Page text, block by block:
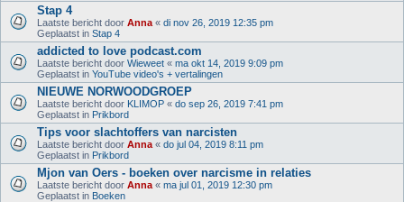
Stap 4
Laatste bericht door Anna « di nov 26, 2019 12:35 pm
Geplaatst in Stap 4
addicted to love podcast.com
Laatste bericht door Wieweet « ma okt 14, 2019 9:09 pm
Geplaatst in YouTube video's + vertalingen
NIEUWE NORWOODGROEP
Laatste bericht door KLIMOP « do sep 26, 2019 7:41 pm
Geplaatst in Prikbord
Tips voor slachtoffers van narcisten
Laatste bericht door Anna « do jul 04, 2019 8:11 pm
Geplaatst in Prikbord
Mjon van Oers - boeken over narcisme in relaties
Laatste bericht door Anna « ma jul 01, 2019 12:30 pm
Geplaatst in Boeken